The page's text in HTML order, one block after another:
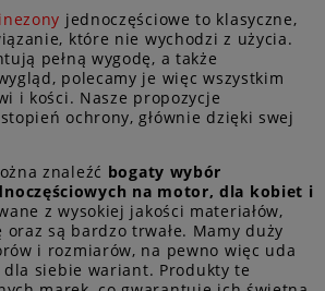
jednoczęściowe to klasyczne,
które nie wychodzi z użycia.
pełną wygodę, a także
polecamy je więc wszystkim
i kości. Nasze propozycje
ochrony, głównie dzięki swej
znaleźć bogaty wybór
na motor, dla kobiet i
z wysokiej jakości materiałów,
oraz są bardzo trwałe. Mamy duży
i rozmiarów, na pewno więc uda
siebie wariant. Produkty te